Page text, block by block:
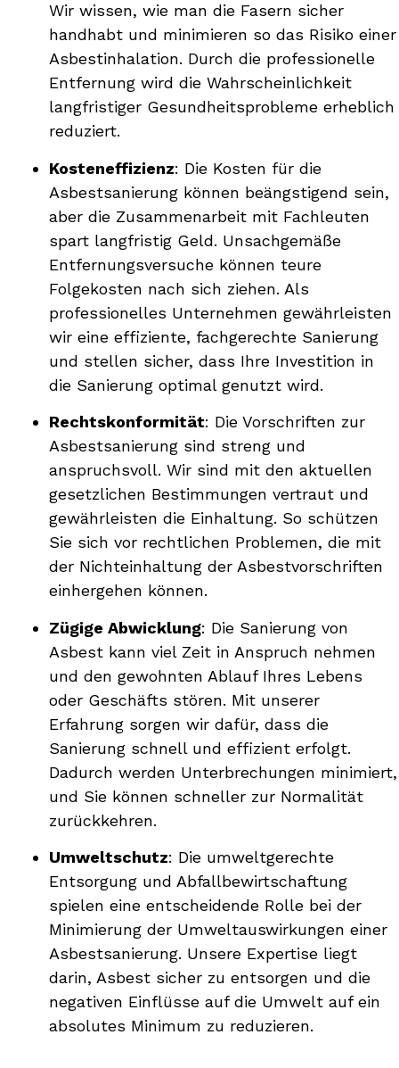
Wir wissen, wie man die Fasern sicher
handhabt und minimieren so das Risiko einer
Asbestinhalation. Durch die professionelle
Entfernung wird die Wahrscheinlichkeit
langfristiger Gesundheitsprobleme erheblich
reduziert.
Kosteneffizienz: Die Kosten für die
Asbestsanierung können beängstigend sein,
aber die Zusammenarbeit mit Fachleuten
spart langfristig Geld. Unsachgemäße
Entfernungsversuche können teure
Folgekosten nach sich ziehen. Als
professionelles Unternehmen gewährleisten
wir eine effiziente, fachgerechte Sanierung
und stellen sicher, dass Ihre Investition in
die Sanierung optimal genutzt wird.
Rechtskonformität: Die Vorschriften zur
Asbestsanierung sind streng und
anspruchsvoll. Wir sind mit den aktuellen
gesetzlichen Bestimmungen vertraut und
gewährleisten die Einhaltung. So schützen
Sie sich vor rechtlichen Problemen, die mit
der Nichteinhaltung der Asbestvorschriften
einhergehen können.
Zügige Abwicklung: Die Sanierung von
Asbest kann viel Zeit in Anspruch nehmen
und den gewohnten Ablauf Ihres Lebens
oder Geschäfts stören. Mit unserer
Erfahrung sorgen wir dafür, dass die
Sanierung schnell und effizient erfolgt.
Dadurch werden Unterbrechungen minimiert,
und Sie können schneller zur Normalität
zurückkehren.
Umweltschutz: Die umweltgerechte
Entsorgung und Abfallbewirtschaftung
spielen eine entscheidende Rolle bei der
Minimierung der Umweltauswirkungen einer
Asbestsanierung. Unsere Expertise liegt
darin, Asbest sicher zu entsorgen und die
negativen Einflüsse auf die Umwelt auf ein
absolutes Minimum zu reduzieren.